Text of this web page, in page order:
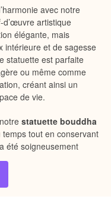
avec notre
d’œuvre artistique
élégante, mais
intérieure et de sagesse
statuette est parfaite
ou même comme
créant ainsi un
de vie.
statuette bouddha
tout en conservant
été soigneusement
ajoutant une
n’importe quel décor.
pure qui évoque la